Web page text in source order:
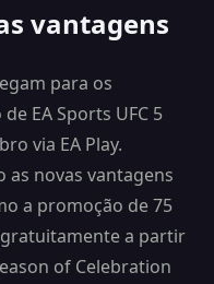
vantagens
para os
EA Sports UFC 5
via EA Play.
as novas vantagens
a promoção de 75
a partir
of Celebration